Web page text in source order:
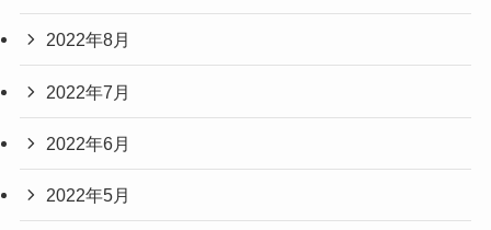
2022年8月
2022年7月
2022年6月
2022年5月